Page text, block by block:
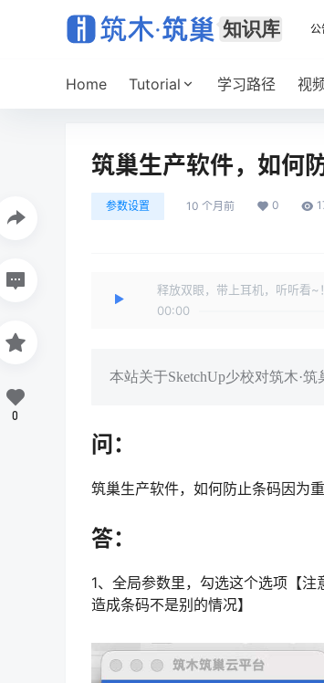
公
Home Tutorial 学习路径 视
筑巢生产软件，如何
参数设置 10 个月前 0
释放双眼，带上耳机，听听看~！
00:00
本站关于SketchUp少校对筑木·
问：
筑巢生产软件，如何防止条码因为
答：
1、全局参数里，勾选这个选项【
造成条码不是别的情况】
0